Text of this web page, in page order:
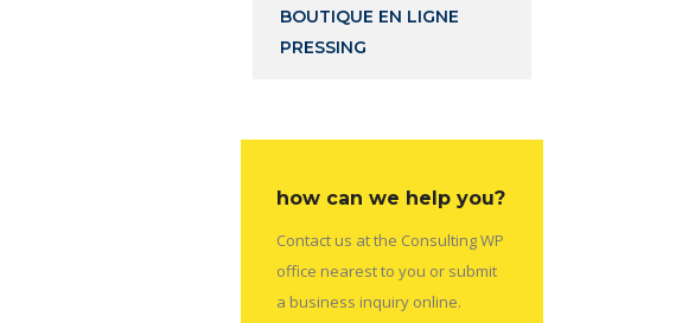
BOUTIQUE EN LIGNE
PRESSING
how can we help you?
Contact us at the Consulting WP
office nearest to you or submit
a business inquiry online.